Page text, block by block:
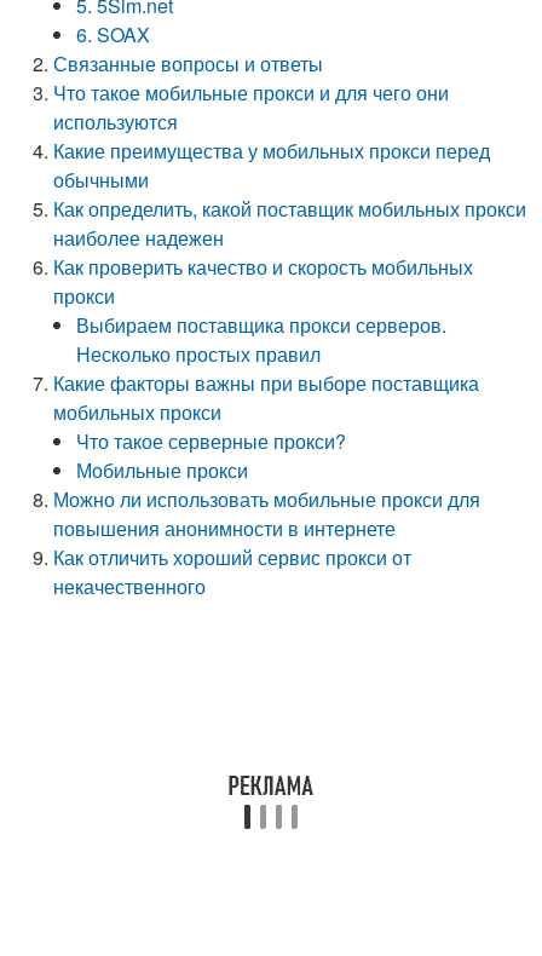
6. SOAX
Связанные вопросы и ответы
Что такое мобильные прокси и для чего они
используются
Какие преимущества у мобильных прокси перед
обычными
Как определить, какой поставщик мобильных прокси
наиболее надежен
Как проверить качество и скорость мобильных
прокси
Выбираем поставщика прокси серверов.
Несколько простых правил
Какие факторы важны при выборе поставщика
мобильных прокси
Что такое серверные прокси?
Мобильные прокси
Можно ли использовать мобильные прокси для
повышения анонимности в интернете
Как отличить хороший сервис прокси от
некачественного